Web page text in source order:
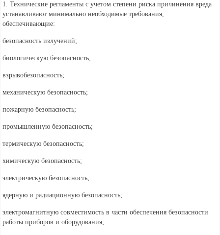
1. Технические регламенты с учетом степени риска причинения вреда
устанавливают минимально необходимые требования,
обеспечивающие:
безопасность излучений;
биологическую безопасность;
взрывобезопасность;
механическую безопасность;
пожарную безопасность;
промышленную безопасность;
термическую безопасность;
химическую безопасность;
электрическую безопасность;
ядерную и радиационную безопасность;
электромагнитную совместимость в части обеспечения безопасности
работы приборов и оборудования;